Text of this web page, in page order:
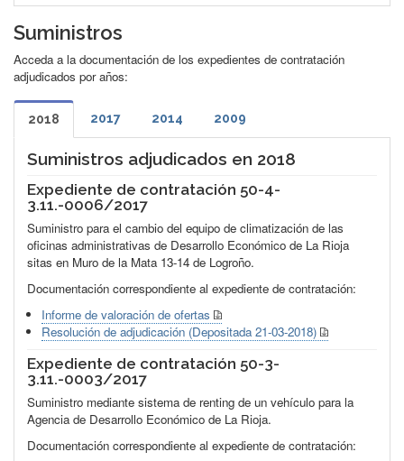
Suministros
Acceda a la documentación de los expedientes de contratación
adjudicados por años:
2018 2017 2014 2009
Suministros adjudicados en 2018
Expediente de contratación 50-4-
3.11.-0006/2017
Suministro para el cambio del equipo de climatización de las
oficinas administrativas de Desarrollo Económico de La Rioja
sitas en Muro de la Mata 13-14 de Logroño.
Documentación correspondiente al expediente de contratación:
Informe de valoración de ofertas
Resolución de adjudicación (Depositada 21-03-2018)
Expediente de contratación 50-3-
3.11.-0003/2017
Suministro mediante sistema de renting de un vehículo para la
Agencia de Desarrollo Económico de La Rioja.
Documentación correspondiente al expediente de contratación: